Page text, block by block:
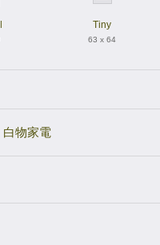
Tiny
63 x 64
白物家電